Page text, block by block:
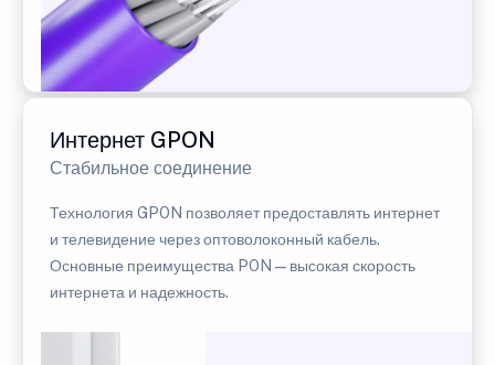
Интернет GPON
Стабильное соединение
Технология GPON позволяет предоставлять интернет
и телевидение через оптоволоконный кабель.
Основные преимущества PON — высокая скорость
интернета и надежность.